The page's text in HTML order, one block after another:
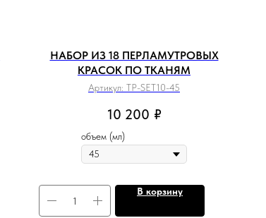
НАБОР ИЗ 18 ПЕРЛАМУТРОВЫХ
КРАСОК ПО ТКАНЯМ
Артикул: TP-SET10-45
10 200 ₽
объем (мл)
В корзину